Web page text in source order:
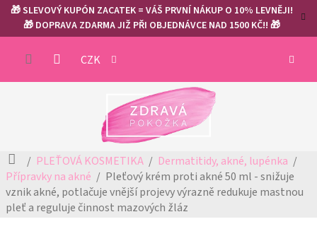
Přejít
obsah
🎁 SLEVOVÝ KUPÓN ZACATEK = VÁŠ PRVNÍ NÁKUP O 10% LEVNĚJI!
🎁 DOPRAVA ZDARMA JIŽ PŘI OBJEDNÁVCE NAD 1500 KČ!! 🎁
CZK
Domů
PLEŤOVÁ KOSMETIKA
Dermatitidy, akné, lupénka
Přípravky na akné
Pleťový krém proti akné 50 ml - snižuje
vznik akné, potlačuje vnější projevyvýrazně redukuje mastnou
pleť a reguluje činnost mazových žláz